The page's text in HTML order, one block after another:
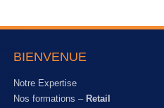
BIENVENUE
Notre Expertise
Nos formations – Retail